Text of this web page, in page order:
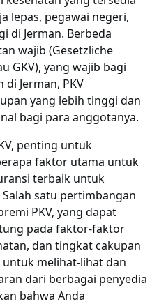
lepas, pegawai negeri,
di Jerman. Berbeda
wajib (Gesetzliche
GKV), yang wajib bagi
Jerman, PKV
yang lebih tinggi dan
bagi para anggotanya.
penting untuk
faktor utama untuk
terbaik untuk
satu pertimbangan
PKV, yang dapat
pada faktor-faktor
dan tingkat cakupan
melihat-lihat dan
dari berbagai penyedia
bahwa Anda